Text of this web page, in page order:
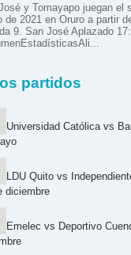
y Tomayapo juegan el
de 2021 en Oruro a partir
9. San José Aplazado
partidos
Universidad Católica vs
LDU Quito vs
diciembre
Emelec vs Deportivo